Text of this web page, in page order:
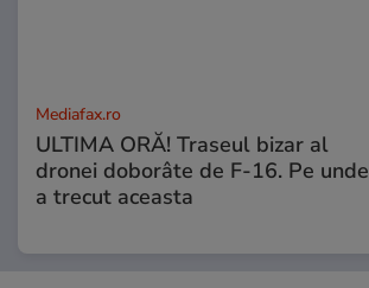
Mediafax.ro
ULTIMA ORĂ! Traseul bizar al
dronei doborâte de F-16. Pe unde
a trecut aceasta